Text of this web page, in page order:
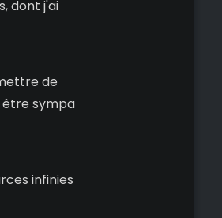
dont j'ai
de
être sympa
infinies